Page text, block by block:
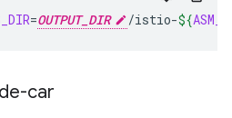
=OUTPUT_DIR /istio-${
car